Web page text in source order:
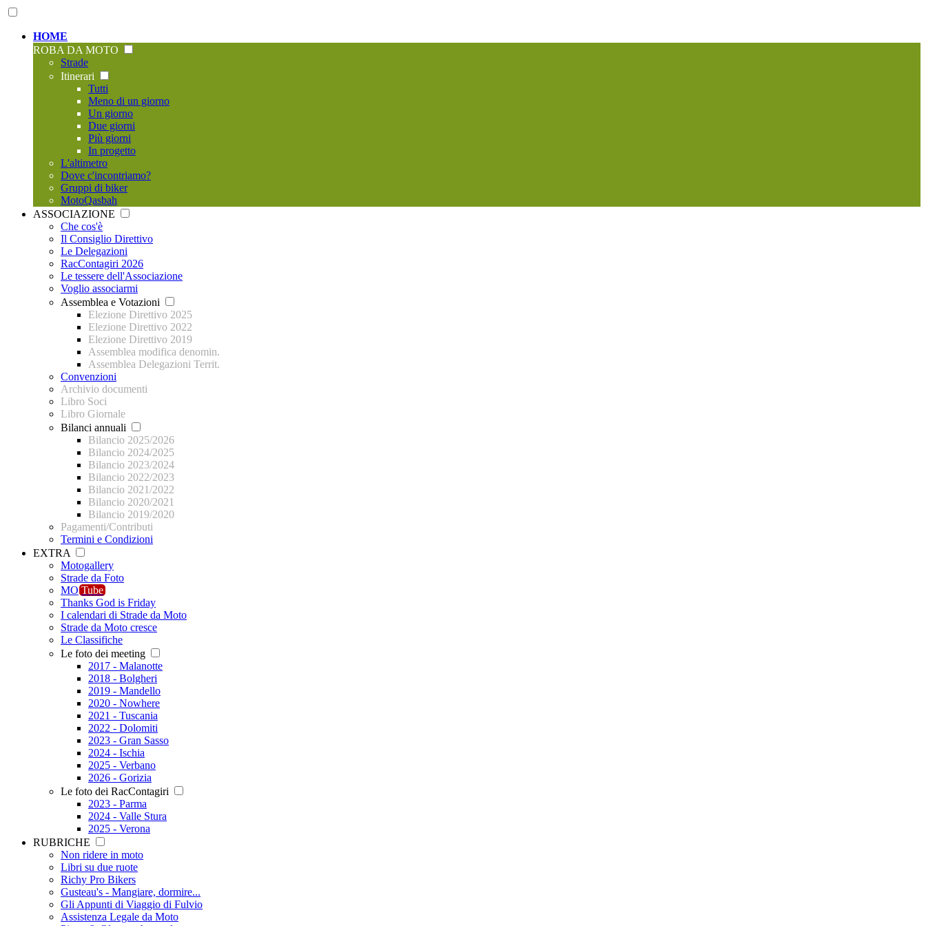
HOME
ROBA DA MOTO
Strade
Itinerari
Tutti
Meno di un giorno
Un giorno
Due giorni
Più giorni
In progetto
L'altimetro
Dove c'incontriamo?
Gruppi di biker
MotoQasbah
ASSOCIAZIONE
Che cos'è
Il Consiglio Direttivo
Le Delegazioni
RacContagiri 2026
Le tessere dell'Associazione
Voglio associarmi
Assemblea e Votazioni
Elezione Direttivo 2025
Elezione Direttivo 2022
Elezione Direttivo 2019
Assemblea modifica denomin.
Assemblea Delegazioni Territ.
Convenzioni
Archivio documenti
Libro Soci
Libro Giornale
Bilanci annuali
Bilancio 2025/2026
Bilancio 2024/2025
Bilancio 2023/2024
Bilancio 2022/2023
Bilancio 2021/2022
Bilancio 2020/2021
Bilancio 2019/2020
Pagamenti/Contributi
Termini e Condizioni
EXTRA
Motogallery
Strade da Foto
MO Tube
Thanks God is Friday
I calendari di Strade da Moto
Strade da Moto cresce
Le Classifiche
Le foto dei meeting
2017 - Malanotte
2018 - Bolgheri
2019 - Mandello
2020 - Nowhere
2021 - Tuscania
2022 - Dolomiti
2023 - Gran Sasso
2024 - Ischia
2025 - Verbano
2026 - Gorizia
Le foto dei RacContagiri
2023 - Parma
2024 - Valle Stura
2025 - Verona
RUBRICHE
Non ridere in moto
Libri su due ruote
Richy Pro Bikers
Gusteau's - Mangiare, dormire...
Gli Appunti di Viaggio di Fulvio
Assistenza Legale da Moto